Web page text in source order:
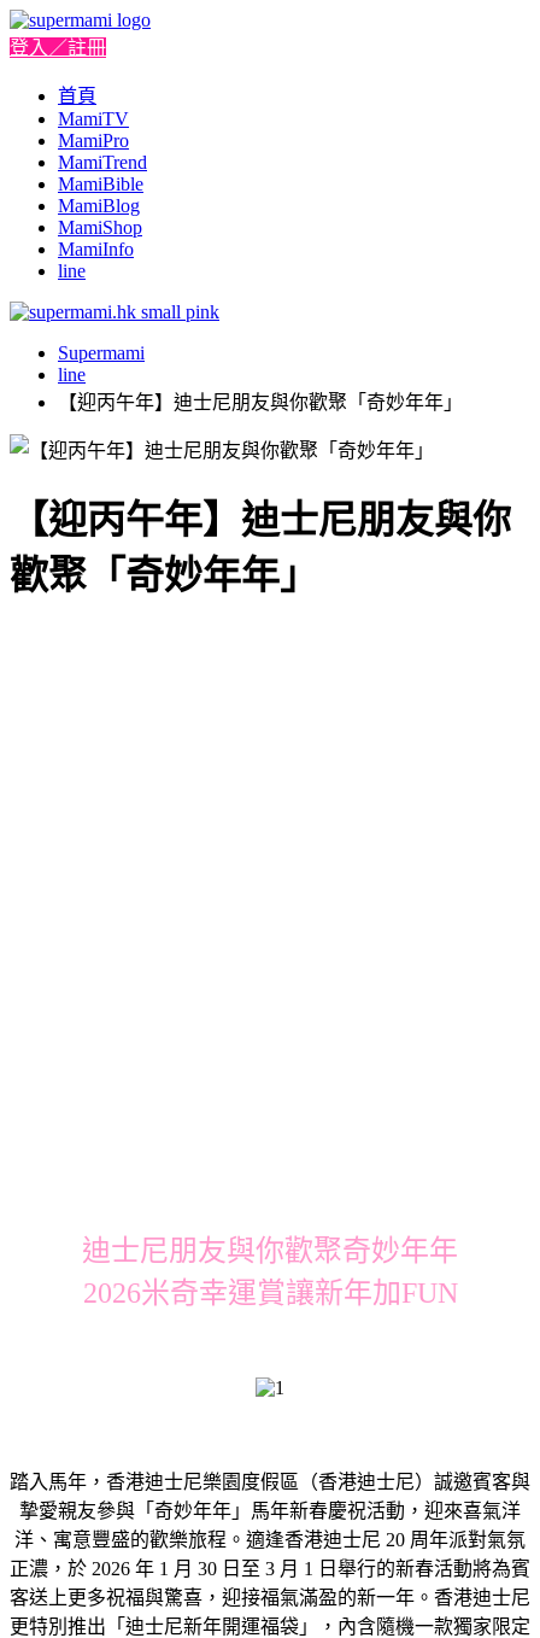
登入／註冊
首頁
MamiTV
MamiPro
MamiTrend
MamiBible
MamiBlog
MamiShop
MamiInfo
line
Supermami
line
【迎丙午年】迪士尼朋友與你歡聚「奇妙年年」
【迎丙午年】迪士尼朋友與你
歡聚「奇妙年年」
迪士尼朋友與你歡聚奇妙年年
2026米奇幸運賞讓新年加FUN
踏入馬年，香港迪士尼樂園度假區（香港迪士尼）誠邀賓客與
摯愛親友參與「奇妙年年」馬年新春慶祝活動，迎來喜氣洋
洋、寓意豐盛的歡樂旅程。適逢香港迪士尼 20 周年派對氣氛
正濃，於 2026 年 1 月 30 日至 3 月 1 日舉行的新春活動將為賓
客送上更多祝福與驚喜，迎接福氣滿盈的新一年。香港迪士尼
更特別推出「迪士尼新年開運福袋」，內含隨機一款獨家限定